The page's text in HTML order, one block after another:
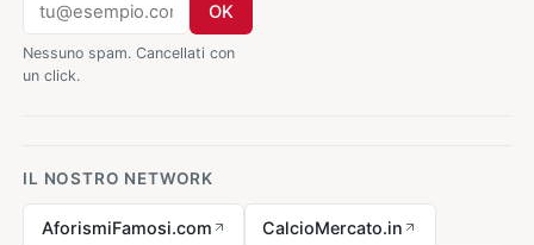
OK
Nessuno spam. Cancellati con
un click.
IL NOSTRO NETWORK
AforismiFamosi.com CalcioMercato.in